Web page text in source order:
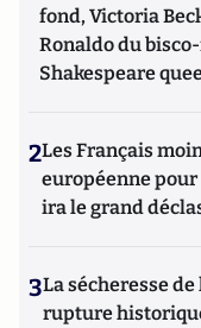
fond, Victoria
Ronaldo du
Shakespeare
2Les Français
européenne pour
ira le grand
3La sécheresse
rupture